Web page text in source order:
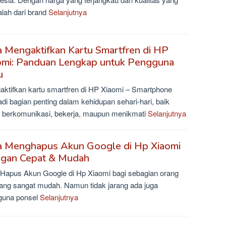
dari brandSelanjutnya
Mengaktifkan Kartu Smartfren di HP
Panduan Lengkap untuk Pengguna
kartu smartfren di HP Xiaomi – Smartphone
bagian penting dalam kehidupan sehari-hari, baik
berkomunikasi, bekerja, maupun menikmatiSelanjutnya
Menghapus Akun Google di Hp Xiaomi
Cepat & Mudah
Akun Google di Hp Xiaomi bagi sebagian orang
sangat mudah. Namun tidak jarang ada juga
ponselSelanjutnya